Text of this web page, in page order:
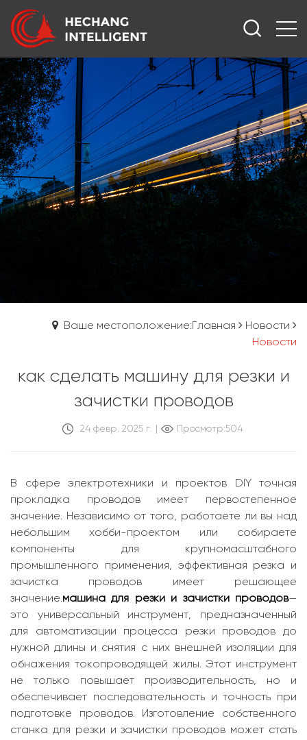
Ваше местоположение:Главная
Новости
Новости
как сделать машину для резки и
зачистки проводов
24 февр. 2025 г. Просмотр:504
В сфере электротехники и проектов DIY точная
прокладка проводов имеет первостепенное
значение. Независимо от того, работаете ли вы над
небольшим хобби-проектом или собираете
компоненты для крупномасштабного
промышленного применения, эффективная резка и
зачистка проводов имеет решающее
значение.машина для резки и зачистки проводов—
это универсальный инструмент, предназначенный
для автоматизации процесса резки проводов до
нужной длины и снятия с них внешней изоляции для
обнажения токопроводящей жилы. Этот инструмент
не только повышает производительность, но и
обеспечивает последовательность и точность при
подготовке проводов. Изготовление собственного
станка для резки и зачистки проводов может стать